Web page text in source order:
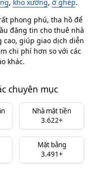
, kho xưởng, ở ghép.
phong phú, tha hồ để
đăng tin cho thuê nhà
cao, giúp giao dịch diễn
chi phí hơn so với các
khác.
chuyên mục
Nhà mặt tiền
3.622+
Mặt bằng
3.491+